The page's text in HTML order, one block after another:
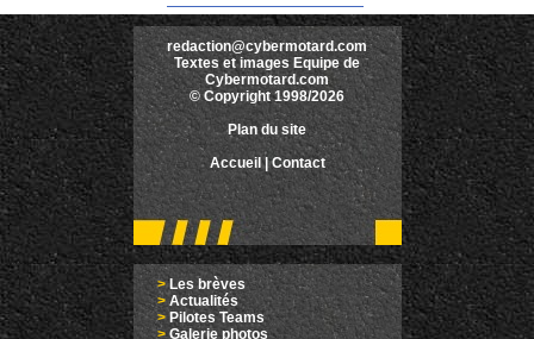
redaction@cybermotard.com
Textes et images Equipe de
Cybermotard.com
© Copyright 1998/2026
Plan du site
Accueil |Contact
>Les brèves
> Actualités
> Pilotes Teams
>Galerie photos